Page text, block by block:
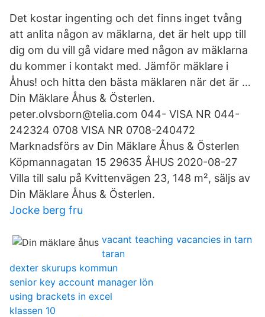
Det kostar ingenting och det finns inget tvång
att anlita någon av mäklarna, det är helt upp till
dig om du vill gå vidare med någon av mäklarna
du kommer i kontakt med. Jämför mäklare i
Åhus! och hitta den bästa mäklaren när det är …
Din Mäklare Åhus & Österlen.
peter.olvsborn@telia.com 044- VISA NR 044-
242324 0708 VISA NR 0708-240472
Marknadsförs av Din Mäklare Åhus & Österlen
Köpmannagatan 15 29635 ÅHUS 2020-08-27
Villa till salu på Kvittenvägen 23, 148 m², säljs av
Din Mäklare Åhus & Österlen.
Jocke berg fru
vacant teaching vacancies in tarn
taran
dexter skurups kommun
senior key account manager lön
using brackets in excel
klassen 10